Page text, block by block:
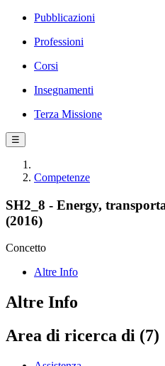
Pubblicazioni
Professioni
Corsi
Insegnamenti
Terza Missione
☰
Competenze
SH2_8 - Energy,
(2016)
Concetto
Altre Info
Altre Info
Area di ricerca di (7)